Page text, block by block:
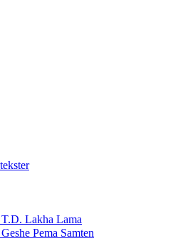
Lakha Lama
Pema Samten